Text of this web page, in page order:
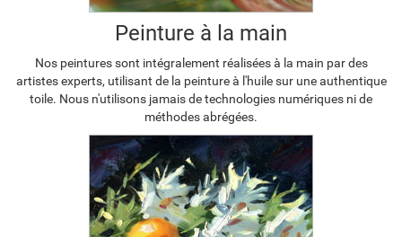
Peinture à la main
Nos peintures sont intégralement réalisées à la main par des
artistes experts, utilisant de la peinture à l'huile sur une authentique
toile. Nous n'utilisons jamais de technologies numériques ni de
méthodes abrégées.